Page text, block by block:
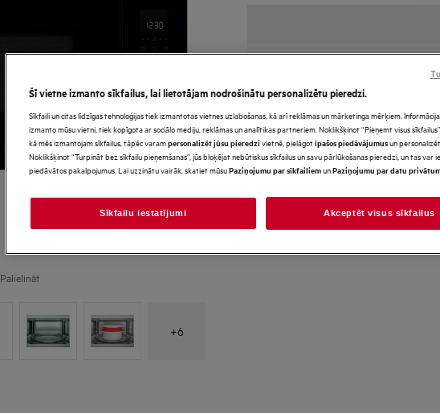
Palielināt
+6
*Produkta lapas galerijā
paredzēti tikai ilustratīviem
precīzi neatspoguļo šo modeli.
Šī vietne izmanto sīkfailus, lai lietotājam nodrošinātu personalizētu pieredzi.
Sīkfaili un citas līdzīgas tehnoloģijas tiek izmantotas vietnes uzlabošanas, kā arī reklāmas un mārketinga mērķiem.
izmanto mūsu vietni, tiek kopīgota ar sociālo mediju, reklāmas un analītikas partneriem. Noklikšķinot “Pieņemt visus
kā mēs izmantojam sīkfailus, tāpēc varampersonalizēt jūsu pieredzi vietnē, pielāgotīpašos piedāvājumusun
Noklikšķinot “Turpināt bez sīkfailu pieņemšanas”, jūs bloķējat nebūtiskus sīkfailus un savu pārlūkošanas pieredzi, un tas var
piedāvātos pakalpojumus. Lai uzzinātu vairāk, skatiet mūsuPaziņojumu par sīkfailiemunPaziņojumu par datu
Sīkfailu iestatījumi Akceptēt visus sīkfailus